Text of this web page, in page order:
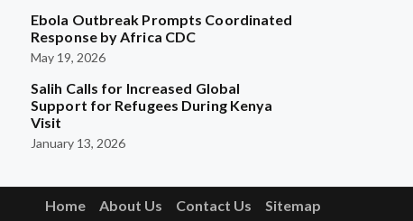
Ebola Outbreak Prompts Coordinated
Response by Africa CDC
May 19, 2026
Salih Calls for Increased Global
Support for Refugees During Kenya
Visit
January 13, 2026
Home About Us Contact Us Sitemap